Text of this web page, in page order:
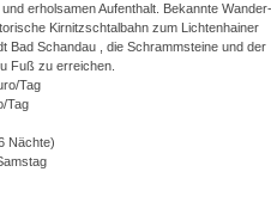
erholsamen Aufenthalt. Bekannte Wander-
Kirnitzschtalbahn zum Lichtenhainer
Bad Schandau , die Schrammsteine und der
Fuß zu erreichen.
Tag
Tag
Nächte)